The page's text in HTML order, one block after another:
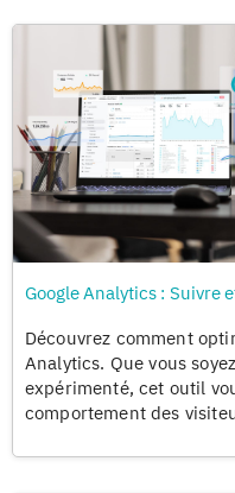
Google Analytics : Suivre
Découvrez comment
Analytics. Que vous
expérimenté, cet outil
comportement des